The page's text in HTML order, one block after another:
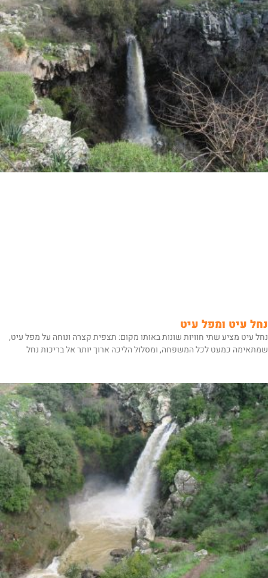
נחל עיט ומפל עיט
נחל עיט מציע שתי חוויות שונות באותו מקום: תצפית קצרה ונוחה על מפל עיט,
שמתאימה כמעט לכל המשפחה, ומסלול הליכה ארוך יותר אל בריכות נחל